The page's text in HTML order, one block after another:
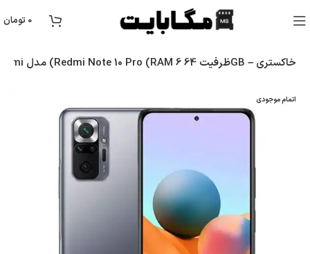
0 تومان
گوشی موبایل Xiaomi مدل (Redmi Note 10 Pro (RAM 6 ظرفیت 64GB – خاکستری
اتمام موجودی